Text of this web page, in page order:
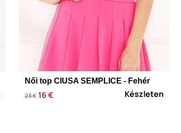
Női top CIUSA SEMPLICE - Fehér
23 € 16 € Készleten